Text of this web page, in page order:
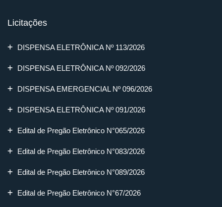
Licitações
DISPENSA ELETRÔNICA Nº 113/2026
DISPENSA ELETRÔNICA Nº 092/2026
DISPENSA EMERGENCIAL Nº 096/2026
DISPENSA ELETRÔNICA Nº 091/2026
Edital de Pregão Eletrônico N°065/2026
Edital de Pregão Eletrônico N°083/2026
Edital de Pregão Eletrônico N°089/2026
Edital de Pregão Eletrônico N°67/2026